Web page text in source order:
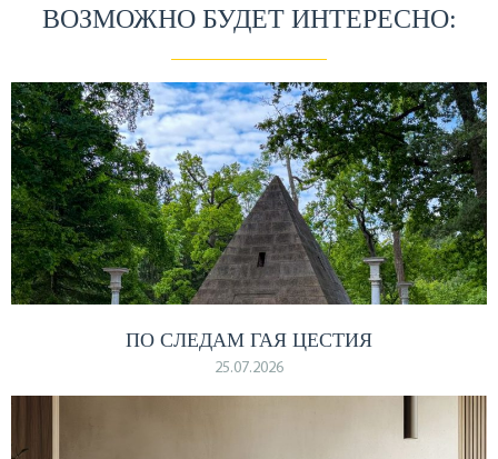
ВОЗМОЖНО БУДЕТ ИНТЕРЕСНО:
ПО СЛЕДАМ ГАЯ ЦЕСТИЯ
25.07.2026